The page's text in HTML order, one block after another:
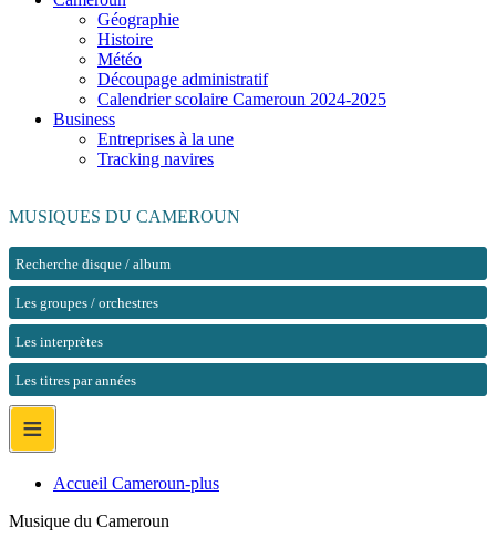
Géographie
Histoire
Météo
Découpage administratif
Calendrier scolaire Cameroun 2024-2025
Business
Entreprises à la une
Tracking navires
MUSIQUES DU CAMEROUN
Recherche disque / album
Les groupes / orchestres
Les interprètes
Les titres par années
≡
Accueil Cameroun-plus
Musique du Cameroun